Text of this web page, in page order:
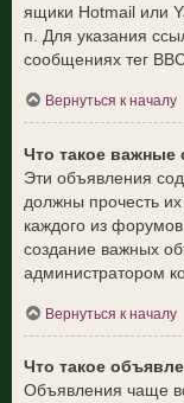
ящики Hotmail или
п. Для указания
сообщениях тег
Вернуться к началу
Что такое важные
Эти объявления
должны прочесть
каждого из
создание важных
администратором
Вернуться к началу
Что такое
Объявления чаще